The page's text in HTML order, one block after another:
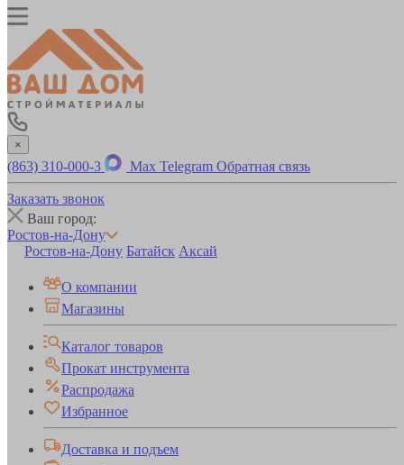
×
(863) 310-000-3 Max Telegram Обратная связь
Заказать звонок
Ваш город:
Ростов-на-Дону
Ростов-на-Дону Батайск Аксай
О компании
Магазины
Каталог товаров
Прокат инструмента
Распродажа
Избранное
Доставка и подъем